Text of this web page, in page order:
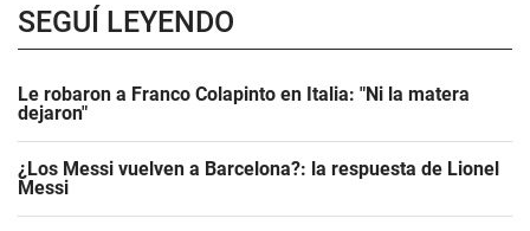
SEGUÍ LEYENDO
Le robaron a Franco Colapinto en Italia: "Ni la matera
dejaron"
¿Los Messi vuelven a Barcelona?: la respuesta de Lionel
Messi